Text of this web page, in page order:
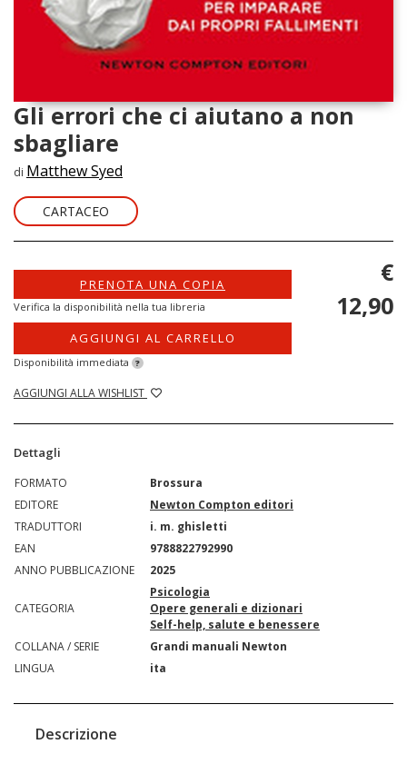
Gli errori che ci aiutano a non
sbagliare
di Matthew Syed
CARTACEO
PRENOTA UNA COPIA
Verifica la disponibilità nella tua libreria
AGGIUNGI AL CARRELLO
Disponibilità immediata ?
AGGIUNGI ALLA WISHLIST
€
12,90
Dettagli
FORMATO
Brossura
EDITORE
Newton Compton editori
TRADUTTORI
i. m. ghisletti
EAN
9788822792990
ANNO PUBBLICAZIONE
2025
CATEGORIA
Psicologia
Opere generali e dizionari
Self-help, salute e benessere
COLLANA / SERIE
Grandi manuali Newton
LINGUA
ita
Descrizione